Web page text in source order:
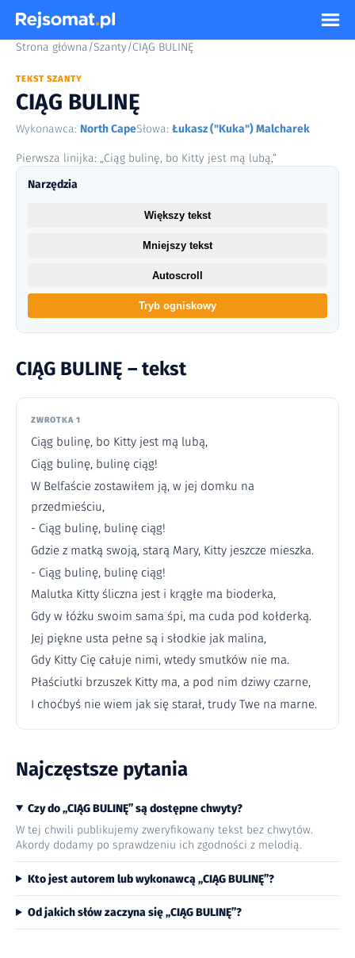
Strona główna/Szanty/CIĄG BULINĘ
TEKST SZANTY
CIĄG BULINĘ
Wykonawca: North CapeSłowa: Łukasz ("Kuka") Malcharek
Pierwsza linijka: „Ciąg bulinę, bo Kitty jest mą lubą,”
CIĄG BULINĘ – tekst
ZWROTKA 1
Ciąg bulinę, bo Kitty jest mą lubą,
Ciąg bulinę, bulinę ciąg!
W Belfaście zostawiłem ją, w jej domku na
przedmieściu,
- Ciąg bulinę, bulinę ciąg!
Gdzie z matką swoją, starą Mary, Kitty jeszcze mieszka.
- Ciąg bulinę, bulinę ciąg!
Malutka Kitty śliczna jest i krągłe ma bioderka,
Gdy w łóżku swoim sama śpi, ma cuda pod kołderką.
Jej piękne usta pełne są i słodkie jak malina,
Gdy Kitty Cię całuje nimi, wtedy smutków nie ma.
Płaściutki brzuszek Kitty ma, a pod nim dziwy czarne,
I choćbyś nie wiem jak się starał, trudy Twe na marne.
Najczęstsze pytania
Czy do „CIĄG BULINĘ” są dostępne chwyty?
W tej chwili publikujemy zweryfikowany tekst bez chwytów.
Akordy dodamy po sprawdzeniu ich zgodności z melodią.
Kto jest autorem lub wykonawcą „CIĄG BULINĘ”?
Od jakich słów zaczyna się „CIĄG BULINĘ”?
Narzędzia
Większy tekst
Mniejszy tekst
Autoscroll
Tryb ogniskowy